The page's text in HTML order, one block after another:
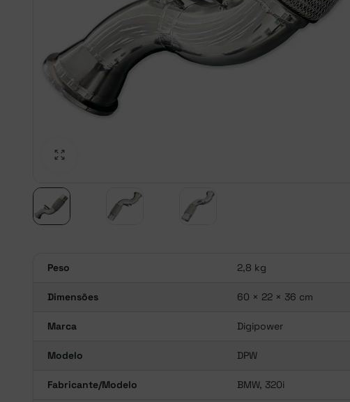
Peso 2,8 kg
Dimensões 60 × 22 × 36 cm
Marca Digipower
Modelo DPW
Fabricante/Modelo BMW, 320i